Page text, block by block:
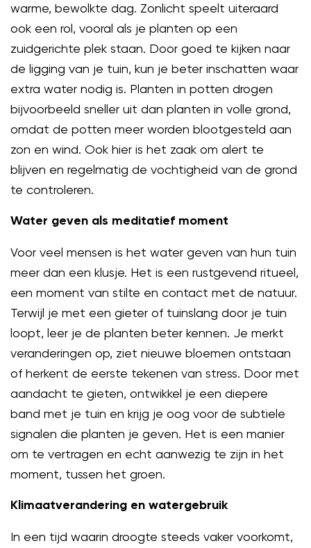
warme, bewolkte dag. Zonlicht speelt uiteraard
ook een rol, vooral als je planten op een
zuidgerichte plek staan. Door goed te kijken naar
de ligging van je tuin, kun je beter inschatten waar
extra water nodig is. Planten in potten drogen
bijvoorbeeld sneller uit dan planten in volle grond,
omdat de potten meer worden blootgesteld aan
zon en wind. Ook hier is het zaak om alert te
blijven en regelmatig de vochtigheid van de grond
te controleren.
Water geven als meditatief moment
Voor veel mensen is het water geven van hun tuin
meer dan een klusje. Het is een rustgevend ritueel,
een moment van stilte en contact met de natuur.
Terwijl je met een gieter of tuinslang door je tuin
loopt, leer je de planten beter kennen. Je merkt
veranderingen op, ziet nieuwe bloemen ontstaan
of herkent de eerste tekenen van stress. Door met
aandacht te gieten, ontwikkel je een diepere
band met je tuin en krijg je oog voor de subtiele
signalen die planten je geven. Het is een manier
om te vertragen en echt aanwezig te zijn in het
moment, tussen het groen.
Klimaatverandering en watergebruik
In een tijd waarin droogte steeds vaker voorkomt,